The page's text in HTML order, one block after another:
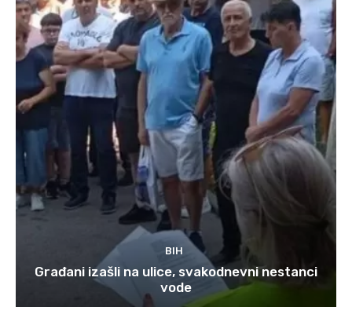
BIH
Građani izašli na ulice, svakodnevni nestanci
vode